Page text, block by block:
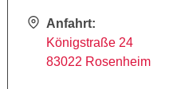
Anfahrt:
Königstraße 24
83022 Rosenheim